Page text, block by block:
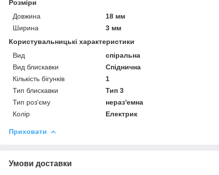
Розміри
Довжина
18 мм
Ширина
3 мм
Користувальницькі характеристики
Вид
спіральна
Вид блискавки
Спіднична
Кількість бігунків
1
Тип блискавки
Тип 3
Тип роз'єму
нераз'емна
Колір
Електрик
Приховати
Умови доставки